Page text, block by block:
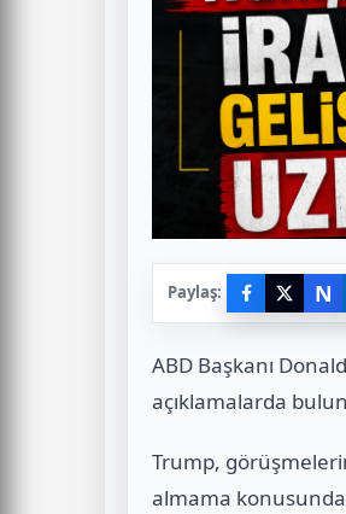
Paylaş: N
ABD Başkanı
açıklamalarda
Trump,
almama